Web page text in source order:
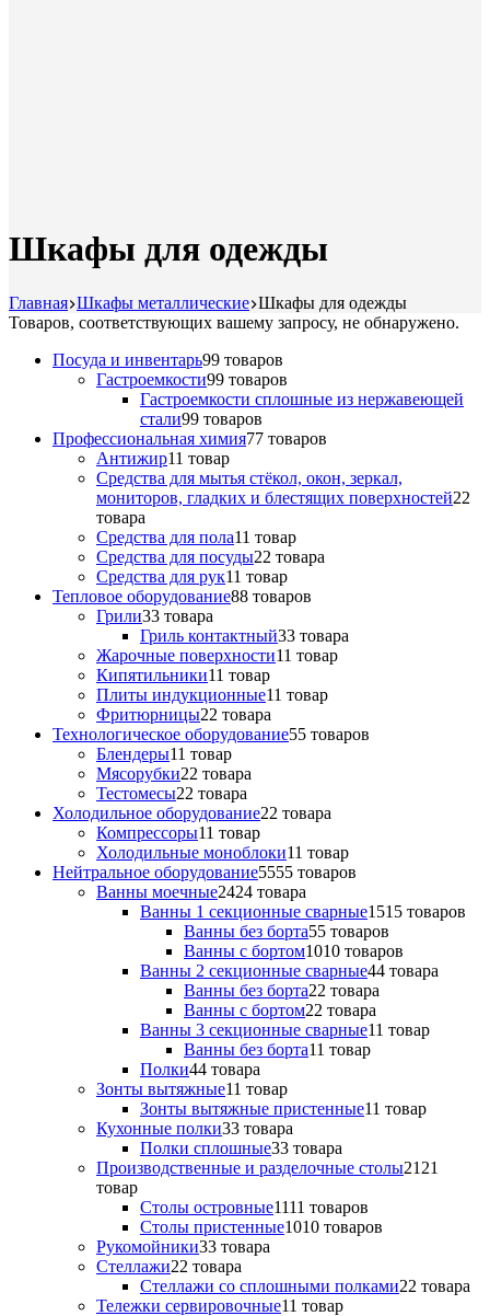
Шкафы для одежды
Главная Шкафы металлические Шкафы для одежды
Товаров, соответствующих вашему запросу, не обнаружено.
Посуда и инвентарь99 товаров
Гастроемкости99 товаров
Гастроемкости сплошные из нержавеющей
стали99 товаров
Профессиональная химия77 товаров
Антижир11 товар
Средства для мытья стёкол, окон, зеркал,
мониторов, гладких и блестящих поверхностей22
товара
Средства для пола11 товар
Средства для посуды22 товара
Средства для рук11 товар
Тепловое оборудование88 товаров
Грили33 товара
Гриль контактный33 товара
Жарочные поверхности11 товар
Кипятильники11 товар
Плиты индукционные11 товар
Фритюрницы22 товара
Технологическое оборудование55 товаров
Блендеры11 товар
Мясорубки22 товара
Тестомесы22 товара
Холодильное оборудование22 товара
Компрессоры11 товар
Холодильные моноблоки11 товар
Нейтральное оборудование5555 товаров
Ванны моечные2424 товара
Ванны 1 секционные сварные1515 товаров
Ванны без борта55 товаров
Ванны с бортом1010 товаров
Ванны 2 секционные сварные44 товара
Ванны без борта22 товара
Ванны с бортом22 товара
Ванны 3 секционные сварные11 товар
Ванны без борта11 товар
Полки44 товара
Зонты вытяжные11 товар
Зонты вытяжные пристенные11 товар
Кухонные полки33 товара
Полки сплошные33 товара
Производственные и разделочные столы21 21
товар
Столы островные1111 товаров
Столы пристенные1010 товаров
Рукомойники33 товара
Стеллажи22 товара
Стеллажи со сплошными полками22 товара
Тележки сервировочные11 товар